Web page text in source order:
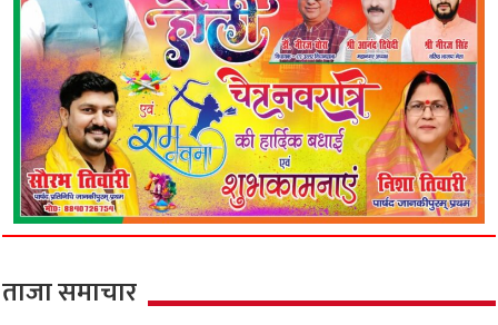
ताजा समाचार